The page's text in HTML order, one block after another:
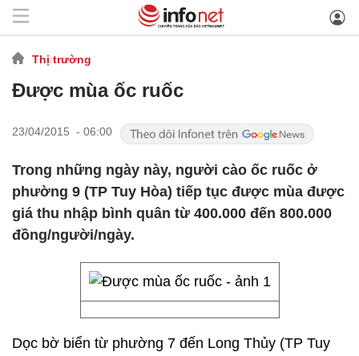
Thị trường
Được mùa ốc ruốc
23/04/2015 - 06:00
Trong những ngày này, người cào ốc ruốc ở
phường 9 (TP Tuy Hòa) tiếp tục được mùa được
giá thu nhập bình quân từ 400.000 đến 800.000
đồng/người/ngày.
Dọc bờ biển từ phường 7 đến Long Thủy (TP Tuy